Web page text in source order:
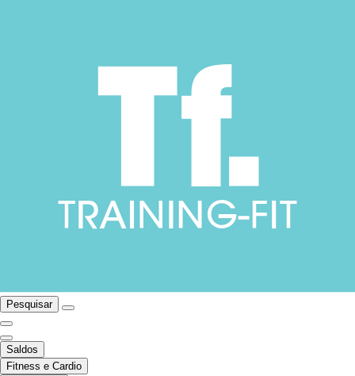
Pesquisar
Saldos
Fitness e Cardio